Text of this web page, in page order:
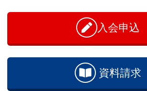
入会申込
資料請求